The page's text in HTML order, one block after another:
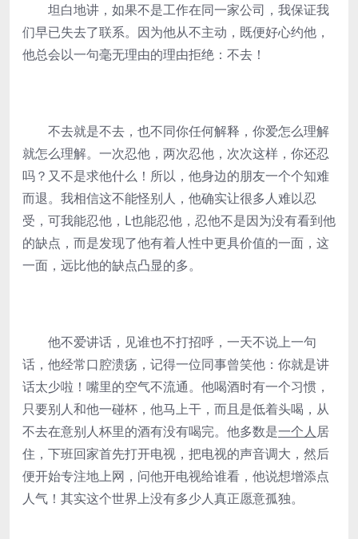
坦白地讲，如果不是工作在同一家公司，我保证我
们早已失去了联系。因为他从不主动，既便好心约他，
他总会以一句毫无理由的理由拒绝：不去！
不去就是不去，也不同你任何解释，你爱怎么理解
就怎么理解。一次忍他，两次忍他，次次这样，你还忍
吗？又不是求他什么！所以，他身边的朋友一个个知难
而退。我相信这不能怪别人，他确实让很多人难以忍
受，可我能忍他，L也能忍他，忍他不是因为没有看到他
的缺点，而是发现了他有着人性中更具价值的一面，这
一面，远比他的缺点凸显的多。
他不爱讲话，见谁也不打招呼，一天不说上一句
话，他经常口腔溃疡，记得一位同事曾笑他：你就是讲
话太少啦！嘴里的空气不流通。他喝酒时有一个习惯，
只要别人和他一碰杯，他马上干，而且是低着头喝，从
不去在意别人杯里的酒有没有喝完。他多数是一个人 居
住，下班回家首先打开电视，把电视的声音调大，然后
便开始专注地上网，问他开电视给谁看，他说想增添点
人气！其实这个世界上没有多少人真正愿意孤独。